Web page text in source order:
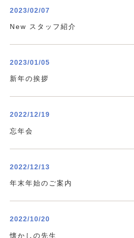
2023/02/07
New スタッフ紹介
2023/01/05
新年の挨拶
2022/12/19
忘年会
2022/12/13
年末年始のご案内
2022/10/20
懐かしの先生